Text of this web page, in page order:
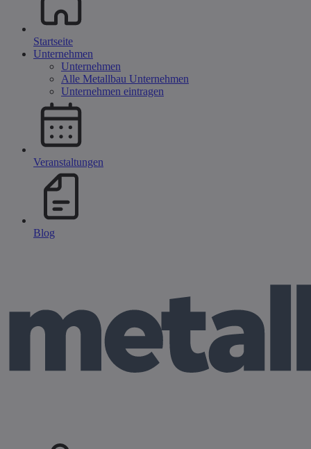
Startseite
Unternehmen
Unternehmen
Alle Metallbau Unternehmen
Unternehmen eintragen
Veranstaltungen
Blog